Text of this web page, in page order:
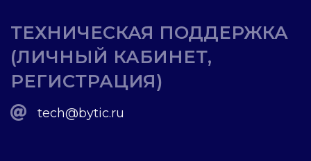
ТЕХНИЧЕСКАЯ ПОДДЕРЖКА
(ЛИЧНЫЙ КАБИНЕТ,
РЕГИСТРАЦИЯ)
tech@bytic.ru